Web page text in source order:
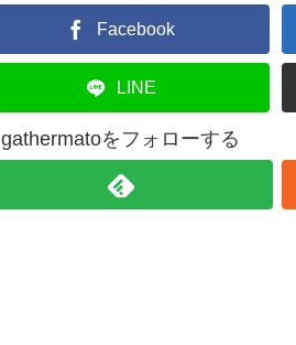
Facebook
LINE
gathermatoをフォローする